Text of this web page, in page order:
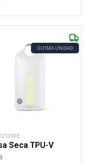
ÚLTIMA UNIDAD
Seca TPU-V